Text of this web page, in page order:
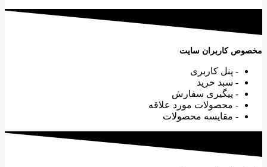
مخصوص کاربران سایت
- پنل کاربری
- سبد خرید
- پیگیری سفارش
- محصولات مورد علاقه
- مقایسه محصولات